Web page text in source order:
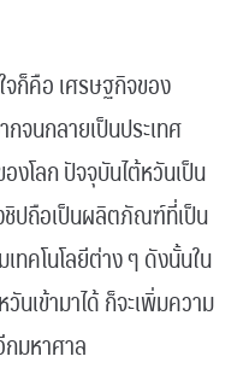
ก็คือ เศรษฐกิจของ
จนกลายเป็นประเทศ
งโลก ปัจจุบันไต้หวันเป็น
ปถือเป็นผลิตภัณฑ์ที่เป็น
ทคโนโลยีต่าง ๆ ดังนั้นใน
นเข้ามาได้ ก็จะเพิ่มความ
มหาศาล